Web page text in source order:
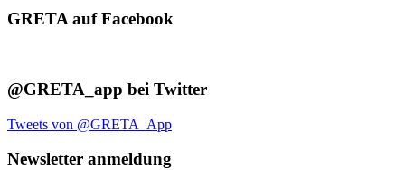
GRETA auf Facebook
@GRETA_app bei Twitter
Tweets von @GRETA_App
Newsletter anmeldung